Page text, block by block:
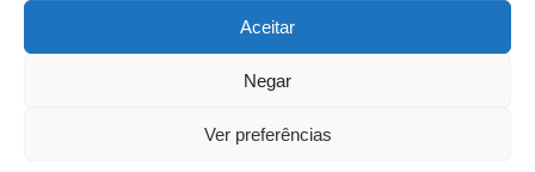
Aceitar
Negar
Ver preferências
SEDE DO ADMINISTRATIVO MUNICIPAL - Avenida